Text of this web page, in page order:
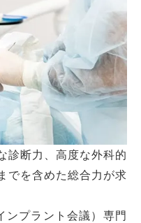
診断力、高度な外科的
でを含めた総合力が求
ンプラント会議）専門